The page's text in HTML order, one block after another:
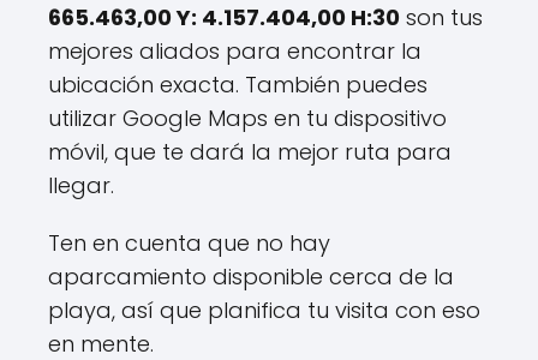
665.463,00 Y: 4.157.404,00 H:30 son tus
mejores aliados para encontrar la
ubicación exacta. También puedes
utilizar Google Maps en tu dispositivo
móvil, que te dará la mejor ruta para
llegar.
Ten en cuenta que no hay
aparcamiento disponible cerca de la
playa, así que planifica tu visita con eso
en mente.